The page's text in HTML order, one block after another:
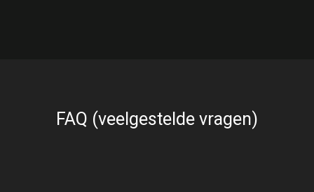
FAQ (veelgestelde vragen)